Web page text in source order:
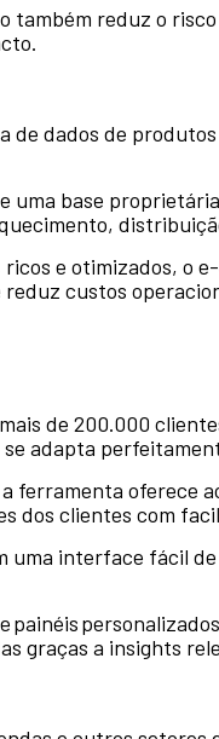
também reduz o
de dados de
base
e otimizados, o
custos
de 200.000
adapta
ferramenta oferece
dos clientes com
uma interface fácil
painéis
graças a insights